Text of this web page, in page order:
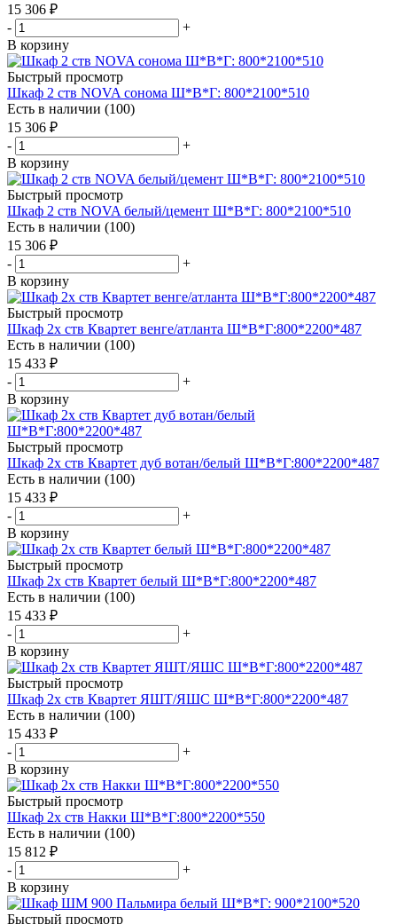
15 306 ₽
-
+
В корзину
Быстрый просмотр
Шкаф 2 ств NOVA сонома Ш*В*Г: 800*2100*510
Есть в наличии (100)
15 306 ₽
-
+
В корзину
Быстрый просмотр
Шкаф 2 ств NOVA белый/цемент Ш*В*Г: 800*2100*510
Есть в наличии (100)
15 306 ₽
-
+
В корзину
Быстрый просмотр
Шкаф 2х ств Квартет венге/атланта Ш*В*Г:800*2200*487
Есть в наличии (100)
15 433 ₽
-
+
В корзину
Быстрый просмотр
Шкаф 2х ств Квартет дуб вотан/белый Ш*В*Г:800*2200*487
Есть в наличии (100)
15 433 ₽
-
+
В корзину
Быстрый просмотр
Шкаф 2х ств Квартет белый Ш*В*Г:800*2200*487
Есть в наличии (100)
15 433 ₽
-
+
В корзину
Быстрый просмотр
Шкаф 2х ств Квартет ЯШТ/ЯШС Ш*В*Г:800*2200*487
Есть в наличии (100)
15 433 ₽
-
+
В корзину
Быстрый просмотр
Шкаф 2х ств Накки Ш*В*Г:800*2200*550
Есть в наличии (100)
15 812 ₽
-
+
В корзину
Быстрый просмотр